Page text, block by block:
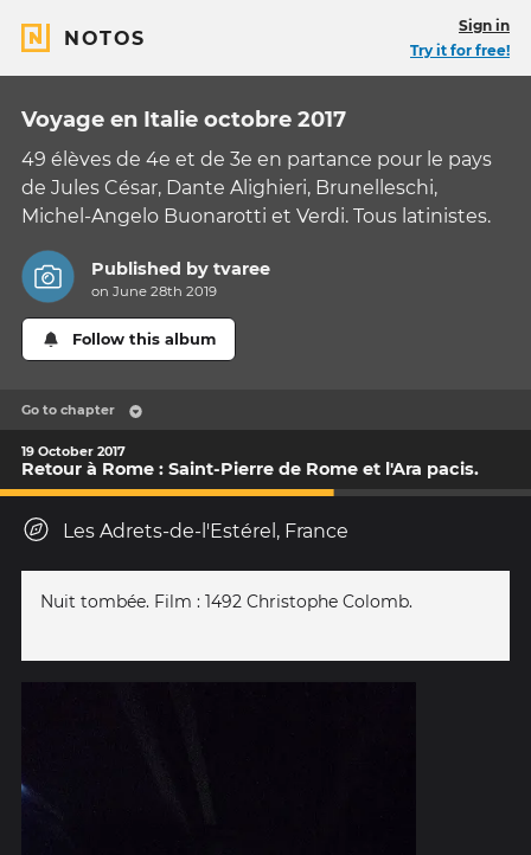
NOTOS
Sign in
Try it for free!
Voyage en Italie octobre 2017
49 élèves de 4e et de 3e en partance pour le pays
de Jules César, Dante Alighieri, Brunelleschi,
Michel-Angelo Buonarotti et Verdi. Tous latinistes.
Published bytvaree
on June 28th 2019
Follow this album
Go to chapter
19 October 2017
Retour à Rome : Saint-Pierre de Rome et l'Ara pacis.
Les Adrets-de-l'Estérel, France
Nuit tombée. Film : 1492 Christophe Colomb.